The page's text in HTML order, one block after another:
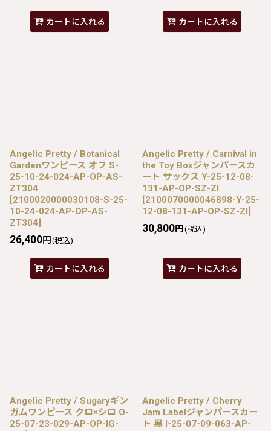
カートに入れる カートに入れる
Angelic Pretty / Botanical
Gardenワンピース オフ S-
25-10-24-024-AP-OP-AS-
ZT304
[2100020000030108-S-25-
10-24-024-AP-OP-AS-
ZT304]
26,400円 (税込)
カートに入れる
Angelic Pretty / Carnival in
the Toy Boxジャンパースカ
ート サックス Y-25-12-08-
131-AP-OP-SZ-ZI
[2100070000046898-Y-25-
12-08-131-AP-OP-SZ-ZI]
30,800円 (税込)
カートに入れる
Angelic Pretty / Sugaryギン
ガムワンピース クロ×シロ O-
25-07-23-029-AP-OP-IG-
Angelic Pretty / Cherry
Jam Labelジャンパースカー
ト 黒 I-25-07-09-063-AP-